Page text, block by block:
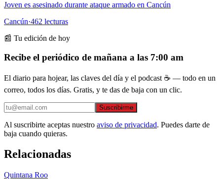
Joven es asesinado durante ataque armado en Cancún
Cancún·462 lecturas
📰 Tu edición de hoy
Recibe el periódico de mañana a las 7:00 am
El diario para hojear, las claves del día y el podcast ☕ — todo en un
correo, todos los días. Gratis, y te das de baja con un clic.
Suscribirme
Al suscribirte aceptas nuestro aviso de privacidad. Puedes darte de
baja cuando quieras.
Relacionadas
Quintana Roo